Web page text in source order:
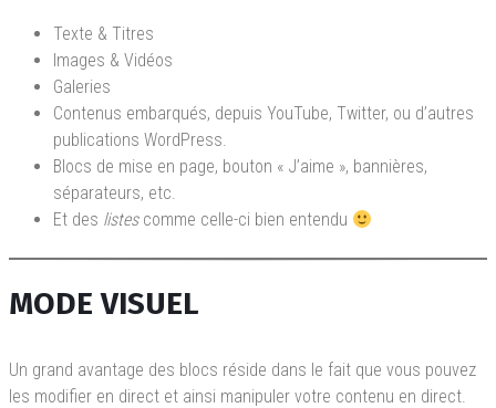
Texte & Titres
Images & Vidéos
Galeries
Contenus embarqués, depuis YouTube, Twitter, ou d’autres
publications WordPress.
Blocs de mise en page, bouton « J’aime », bannières,
séparateurs, etc.
Et des listescomme celle-ci bien entendu
MODE VISUEL
Un grand avantage des blocs réside dans le fait que vous pouvez
les modifier en direct et ainsi manipuler votre contenu en direct.